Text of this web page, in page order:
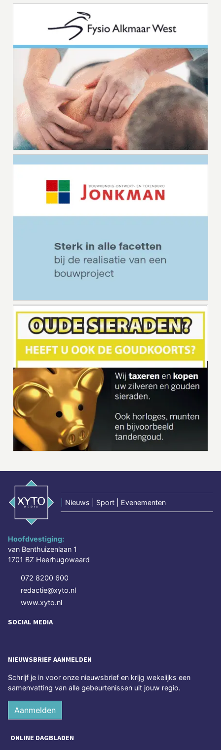
Nieuws | Sport | Evenementen
Hoofdvestiging:
van Benthuizenlaan 1
1701 BZ Heerhugowaard
072 8200 600
redactie@xyto.nl
www.xyto.nl
SOCIAL MEDIA
NIEUWSBRIEF AANMELDEN
Schrijf je in voor onze nieuwsbrief en krijg wekelijks een
samenvatting van alle gebeurtenissen uit jouw regio.
Aanmelden
ONLINE DAGBLADEN